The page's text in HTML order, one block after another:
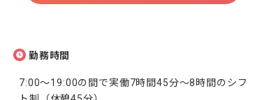
勤務時間
7:00～19:00の間で実働7時間45分～8時間のシフ